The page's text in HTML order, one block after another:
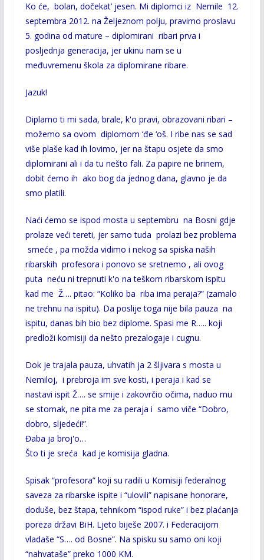
Ko će, bolan, dočekat’ jesen. Mi diplomci iz Nemile 12.
septembra 2012. na Željeznom polju, pravimo proslavu
5. godina od mature – diplomirani ribari prva i
posljednja generacija, jer ukinu nam se u
međuvremenu škola za diplomirane ribare.
Jazuk!
Diplamo ti mi sada, brale, k'o pravi, obrazovani ribari –
možemo sa ovom diplomom ‘đe ‘oš. I ribe nas se sad
više plaše kad ih lovimo, jer na štapu osjete da smo
diplomirani ali i da tu nešto fali. Za papire ne brinem,
dobit ćemo ih ako bog da jednog dana, glavno je da
smo platili.
Naći ćemo se ispod mosta u septembru na Bosni gdje
prolaze veći tereti, jer samo tuda prolazi bez problema
smeće , pa možda vidimo i nekog sa spiska naših
ribarskih profesora i ponovo se sretnemo , ali ovog
puta neću ni trepnuti k'o na teškom ribarskom ispitu
kad me Ž…. pitao: “Koliko ba riba ima peraja?” (zamalo
ne trehnu na ispitu). Da poslije toga nije bila pauza na
ispitu, danas bih bio bez diplome. Spasi me R….. koji
predloži komisiji da nešto prezalogaje i cugnu.
Dok je trajala pauza, uhvatih ja 2 šljivara s mosta u
Nemiloj, i prebroja im sve kosti, i peraja i kad se
nastavi ispit Ž…. se smije i zakovrčio očima, naduo mu
se stomak, ne pita me za peraja i samo viče “Dobro,
dobro, sljedeći!”.
Đaba ja broj'o…
Što ti je sreća kad je komisija gladna.
Spisak “profesora” koji su radili u Komisiji federalnog
saveza za ribarske ispite i “ulovili” napisane honorare,
doduše, bez štapa, tehnikom “ispod ruke” i bez plaćanja
poreza državi BiH. Ljeto biješe 2007. i Federacijom
vladaše “S…. od Bosne”. Na spisku su samo oni koji
“nahvataše” preko 1000 KM.